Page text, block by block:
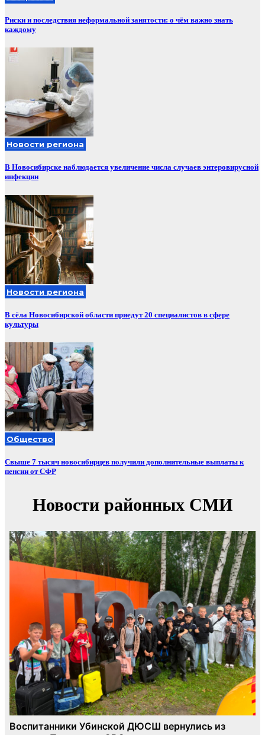
Риски и последствия неформальной занятости: о чём важно знать
каждому
Новости региона
В Новосибирске наблюдается увеличение числа случаев энтеровирусной
инфекции
Новости региона
В сёла Новосибирской области приедут 20 специалистов в сфере
культуры
Общество
Свыше 7 тысяч новосибирцев получили дополнительные выплаты к
пенсии от СФР